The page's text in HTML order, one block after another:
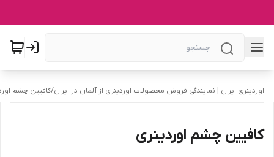
اوردینری ایران | نمایندگی فروش محصولات اوردینری از آلمان در ایران/کافیین چشم
کافیین چشم اوردینری